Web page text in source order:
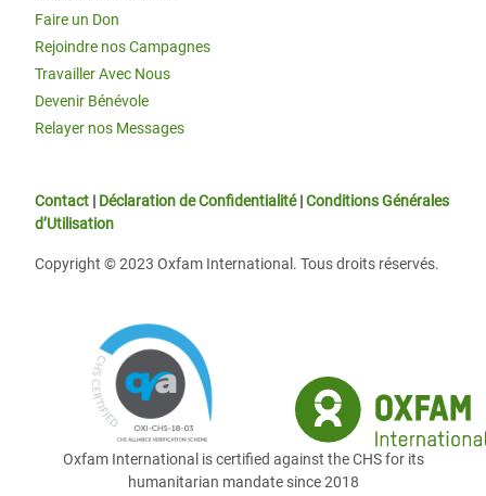
Faire un Don
Rejoindre nos Campagnes
Travailler Avec Nous
Devenir Bénévole
Relayer nos Messages
Contact | Déclaration de Confidentialité|Conditions Générales
d’Utilisation
Copyright © 2023 Oxfam International. Tous droits réservés.
Oxfam International is certified against the CHS for its
humanitarian mandate since 2018